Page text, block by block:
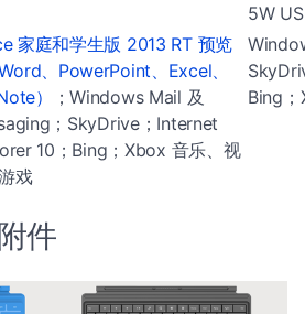
5W
家庭和学生版 2013 RT 预览
、PowerPoint、Excel、
）
；Windows Mail 及
；SkyDrive；Internet
10；Bing；Xbox 音乐、视
戏
Bing
件